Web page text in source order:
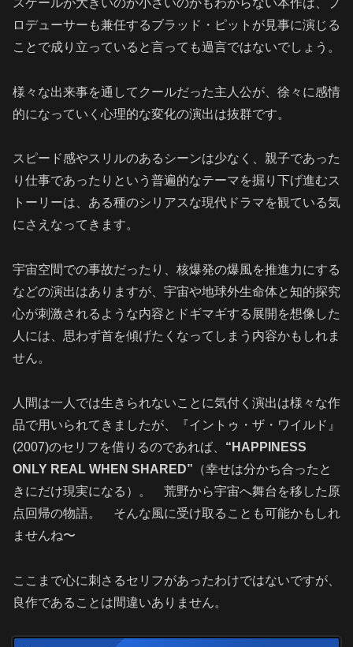
ロデューサーも兼任するブラッド・ピットが見事に演じる
ことで成り立っていると言っても過言ではないでしょう。
様々な出来事を通してクールだった主人公が、徐々に感情
的になっていく心理的な変化の演出は抜群です。
スピード感やスリルのあるシーンは少なく、 親子であった
り仕事であったりという普遍的なテーマを掘り下げ進むス
トーリーは、ある種のシリアスな現代ドラマを観ている気
にさえなってきます。
宇宙空間での事故だったり、核爆発の爆風を推進力にする
などの演出はありますが、宇宙や地球外生命体と知的探究
心が刺激されるような内容とドギマギする展開を想像した
人には、思わず首を傾げたくなってしまう内容かもしれま
せん。
人間は一人では生きられないことに気付く演出は様々な作
品で用いられてきましたが、『イントゥ・ザ・ワイルド』
(2007)のセリフを借りるのであれば、 “HAPPINESS
ONLY REAL WHEN SHARED” （幸せは分かち合ったと
きにだけ現実になる）。 荒野から宇宙へ舞台を移した原
点回帰の物語。 そんな風に受け取ることも可能かもしれ
ませんね〜
ここまで心に刺さるセリフがあったわけではないですが、
良作であることは間違いありません。